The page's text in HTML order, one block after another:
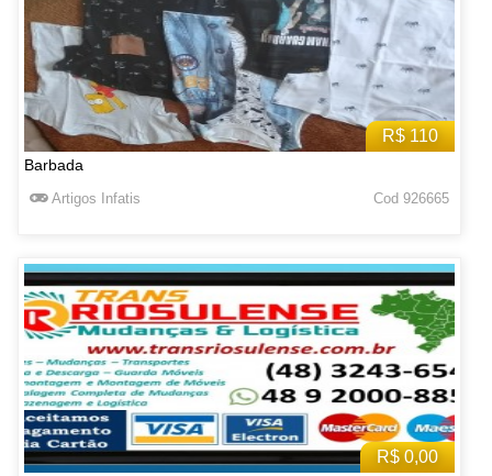
R$ 110
Barbada
Artigos Infatis Cod 926665
R$ 0,00